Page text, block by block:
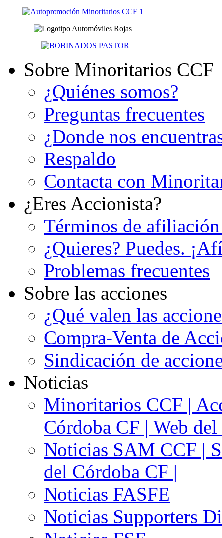
Sobre Minoritarios CCF
¿Quiénes somos?
Preguntas frecuentes
¿Donde nos
Respaldo
Contacta con
¿Eres Accionista?
Términos de
¿Quieres? Puedes.
Problemas frecuentes
Sobre las acciones
¿Qué valen las
Compra-Venta de
Sindicación de
Noticias
Minoritarios CCF |
Córdoba CF | Web
Noticias SAM CCF |
del Córdoba CF |
Noticias FASFE
Noticias Supporters